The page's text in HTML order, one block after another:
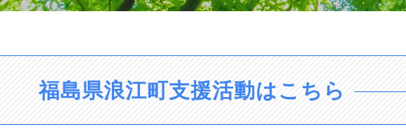
福島県浪江町支援活動はこちら